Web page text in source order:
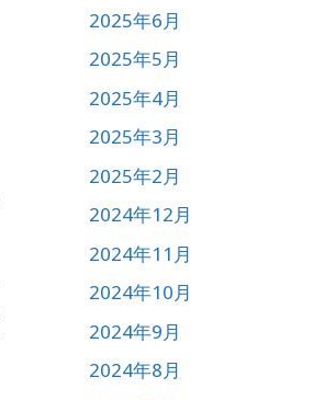
2025年6月
2025年5月
2025年4月
2025年3月
2025年2月
2024年12月
2024年11月
2024年10月
2024年9月
2024年8月